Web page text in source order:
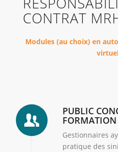
CONTRAT
Modules (au choix) en
PUBLIC
FORMATION
Gestionnaires
pratique des